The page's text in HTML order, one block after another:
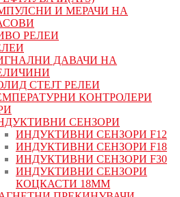
И МЕРАЧИ НА
РЕЛЕИ
ДАВАЧИ НА
СТЕЈТ РЕЛЕИ
КОНТРОЛЕРИ
СЕНЗОРИ
ИНДУКТИВНИ СЕНЗОРИ F12
ИНДУКТИВНИ СЕНЗОРИ F18
ИНДУКТИВНИ СЕНЗОРИ F30
ИНДУКТИВНИ СЕНЗОРИ
КОЦКАСТИ 18ММ